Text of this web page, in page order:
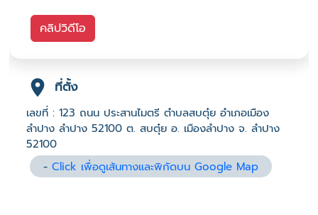
คลิปวิดีโอ
ที่ตั้ง
เลขที่ : 123 ถนน ประสานไมตรี ตำบลสบตุ๋ย อำเภอเมือง
ลำปาง ลำปาง 52100 ต. สบตุ๋ย อ. เมืองลำปาง จ. ลำปาง
52100
-Click เพื่อดูเส้นทางและพิกัดบน Google Map